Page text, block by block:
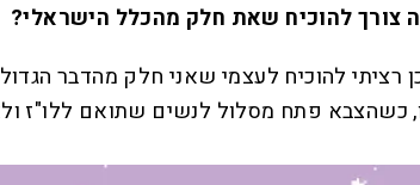
להוכיח שאת חלק מהכלל הישראלי?
רציתי להוכיח לעצמי שאני חלק מהדבר
פתח מסלול לנשים שתואם ללו"ז